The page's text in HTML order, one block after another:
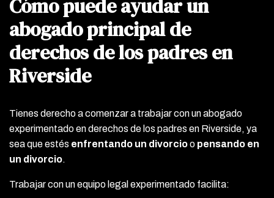
Cómo puede ayudar un
abogado principal de
derechos de los padres en
Riverside
Tienes derecho a comenzar a trabajar con un abogado
experimentado en derechos de los padres en Riverside, ya
sea que estés enfrentando un divorcioo pensando en
un divorcio.
Trabajar con un equipo legal experimentado facilita: